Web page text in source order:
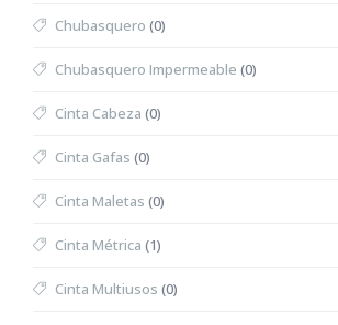
Chubasquero (0)
Chubasquero Impermeable (0)
Cinta Cabeza (0)
Cinta Gafas (0)
Cinta Maletas (0)
Cinta Métrica (1)
Cinta Multiusos (0)